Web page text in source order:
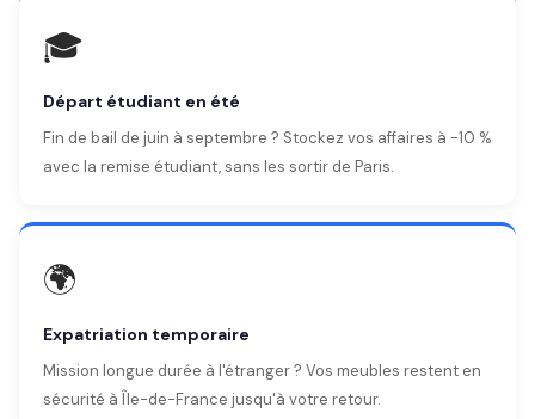
🎓
Départ étudiant en été
Fin de bail de juin à septembre ? Stockez vos affaires à -10 %
avec la remise étudiant, sans les sortir de Paris.
🌍
Expatriation temporaire
Mission longue durée à l'étranger ? Vos meubles restent en
sécurité à Île-de-France jusqu'à votre retour.